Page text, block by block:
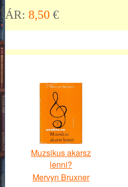
ÁR: 8,50 €
Muzsikus akarsz
lenni?
Mervyn Bruxner